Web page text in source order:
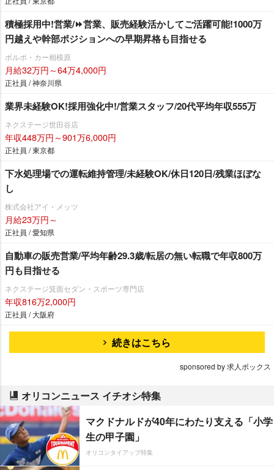
積極採用中!営業/⏩️営業、販売経験活かしてご活躍可能!1000万
円越えや幹部ポジションへの早期昇格も目指せる
ボルボ・カー相模原
月給32万円～64万4,000円
正社員 / 神奈川県
業界未経験OK!採用強化中!/営業スタッフ/20代平均年収555万
ネクステージ世田谷店
年収448万円～901万6,000円
正社員 / 東京都
下水処理場での運転維持管理/未経験OK/休日120日/残業ほぼな
し
株式会社アイ・メッツ
月給23万円～
正社員 / 愛知県
自動車の販売営業/平均年齢29.3歳/転居の無い転職で年収800万
円も目指せる
ネクステージ箕面セダン・スポーツ専門店
年収816万2,000円
正社員 / 大阪府
続きはこちら
sponsored by 求人ボックス
オリコンニュース イチオシ特集
マクドナルドが40年にわたり支える「小学
生の甲子園」
オリコンタイアップ特集